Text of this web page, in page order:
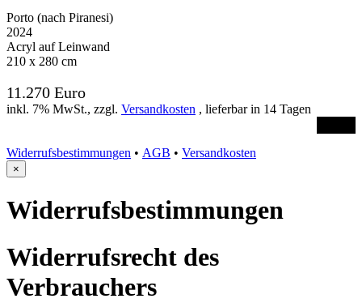
Porto (nach Piranesi)
2024
Acryl auf Leinwand
210 x 280 cm
11.270 Euro
inkl. 7% MwSt., zzgl. Versandkosten , lieferbar in 14 Tagen
Widerrufsbestimmungen • AGB • Versandkosten
×
Widerrufsbestimmungen
Widerrufsrecht des
Verbrauchers